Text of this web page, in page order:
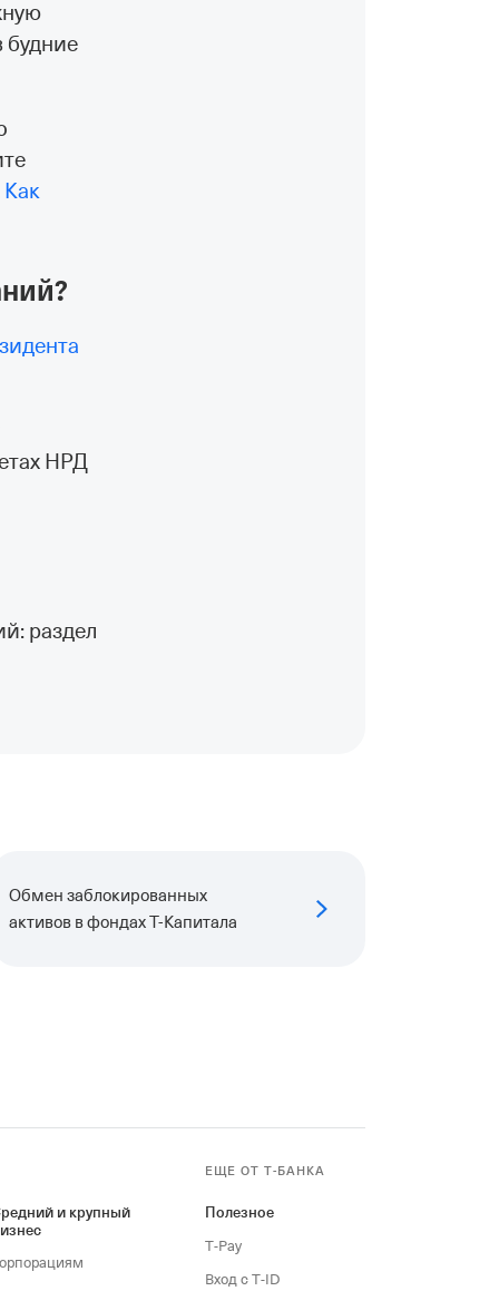
будние
Как
НРД
раздел
Обмен заблокированных
активов в фондах Т⁠-⁠Капитала
и крупный
ЕЩЕ ОТ Т‑БАНКА
Полезное
T‑Pay
Вход с T‑ID